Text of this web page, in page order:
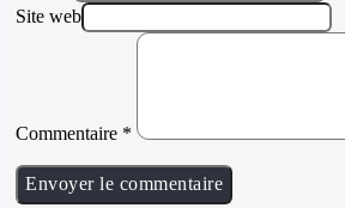
Site web
Commentaire *